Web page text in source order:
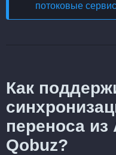
потоковые
Как
переноса из
Qobuz?